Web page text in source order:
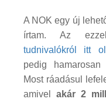
A NOK egy új
írtam. Az
tudnivalókról itt
pedig hamarosan
Most ráadásul
amivel akár 2